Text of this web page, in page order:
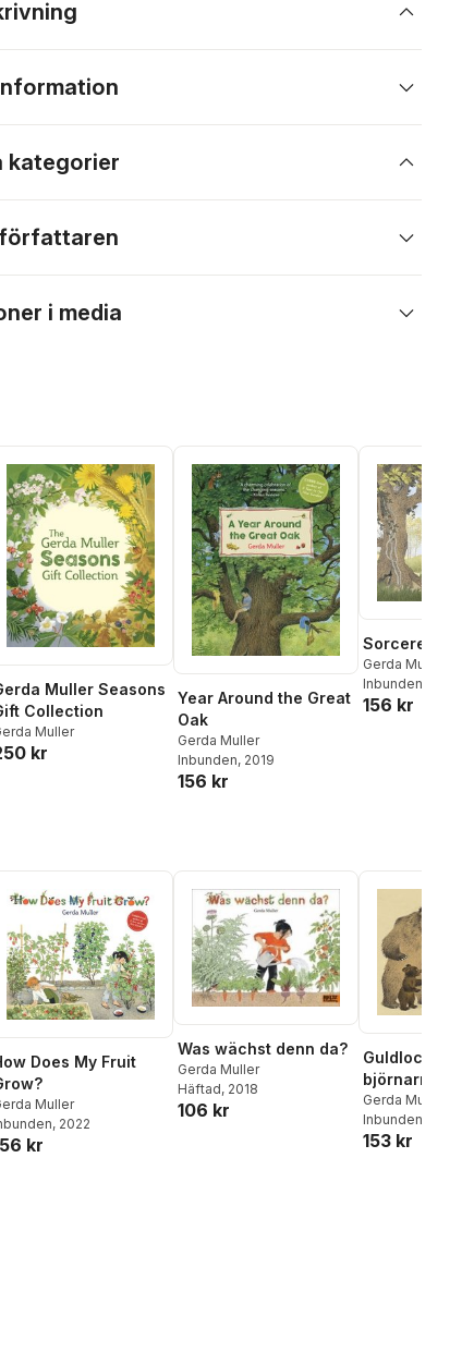
kategorier
i media
Muller Seasons
Collection
Muller
kr
Year Around the Great
Oak
Gerda Muller
Inbunden, 2019
156 kr
Sorcerer's
Gerda Muller
Inbunden
156 kr
Does My Fruit
Muller
, 2022
kr
Was wächst denn da?
Gerda Muller
Häftad, 2018
106 kr
Guldlock och
björnarna
Gerda Muller
Inbunden
153 kr